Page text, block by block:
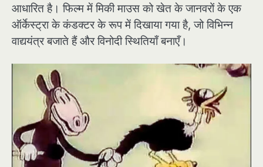
आधारित है। फिल्म में मिकी माउस को खेत के जानवरों के एक
ऑर्केस्ट्रा के कंडक्टर के रूप में दिखाया गया है, जो विभिन्न
वाद्ययंत्र बजाते हैं और विनोदी स्थितियाँ बनाएँ।